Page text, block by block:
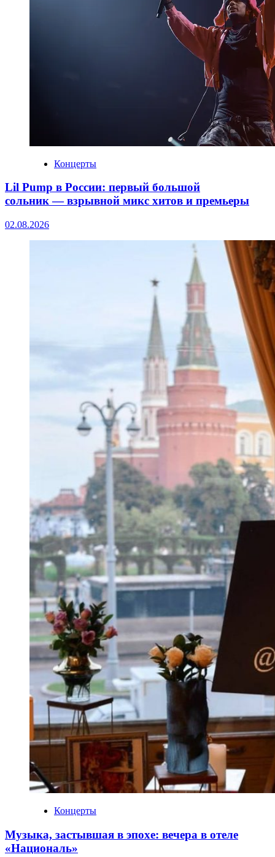
Концерты
Lil Pump в России: первый большой
сольник — взрывной микс хитов и премьеры
02.08.2026
Концерты
Музыка, застывшая в эпохе: вечера в отеле
«Националь»